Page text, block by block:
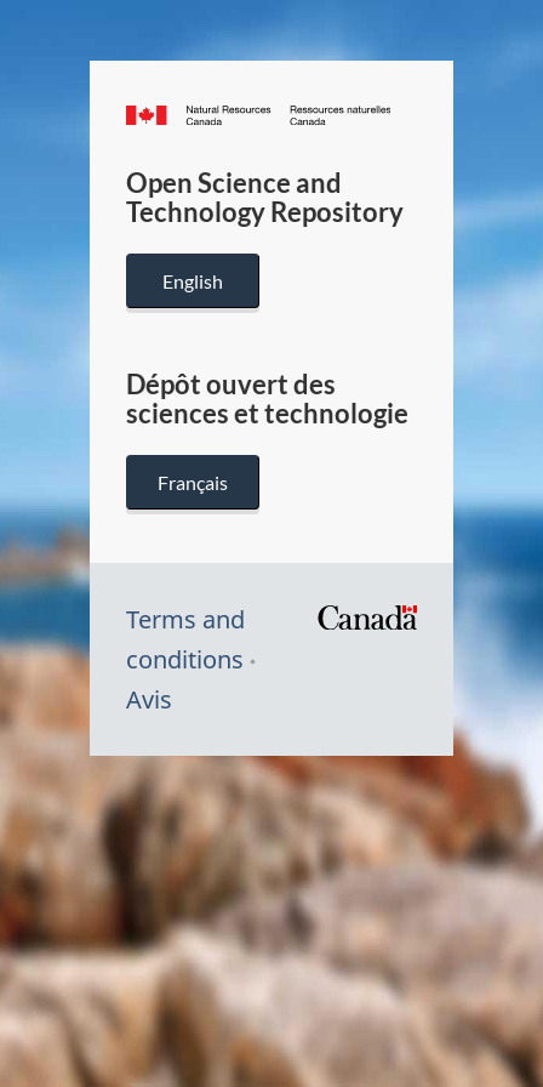
Canada.ca
/
Canada
Open Science and
Technology Repository
English
Dépôt ouvert des
sciences et technologie
Français
Terms and
conditions
Avis
Symbole
du
Canada